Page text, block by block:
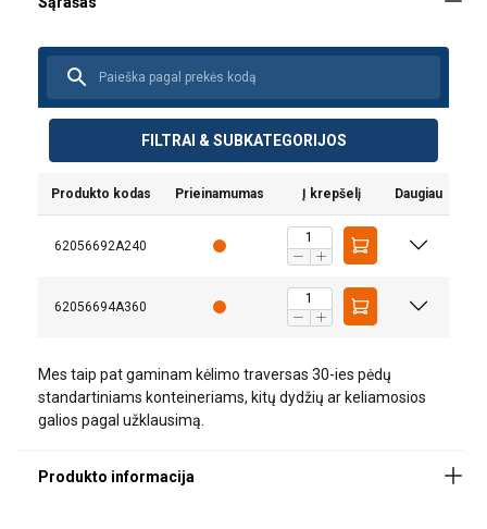
FILTRAI & SUBKATEGORIJOS
Produkto kodas Prieinamumas Į krepšelį Daugiau
62056692A240
62056694A360
Mes taip pat gaminam kėlimo traversas 30-ies pėdų
standartiniams konteineriams, kitų dydžių ar keliamosios
galios pagal užklausimą.
Medžiaga:
Žymėjimas: